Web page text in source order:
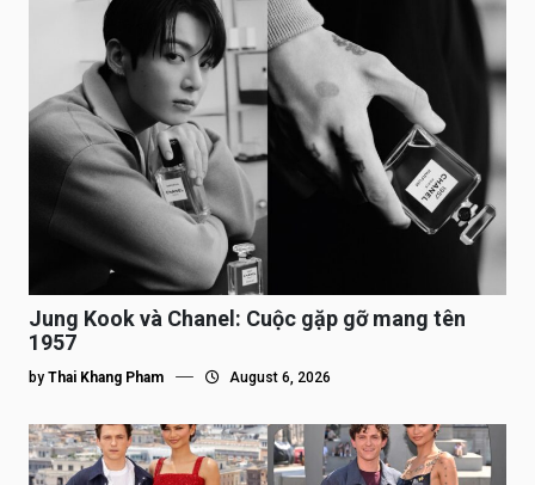
Jung Kook và Chanel: Cuộc gặp gỡ mang tên
1957
by Thai Khang Pham August 6, 2026